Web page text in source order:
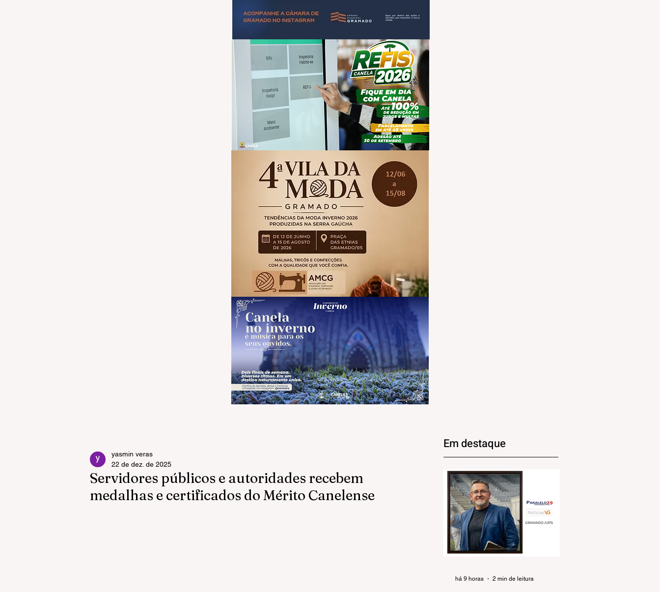
Servidores públicos e autoridades recebem
medalhas e certificados do Mérito Canelense
yasmin veras
22 de dez. de 2025
Em destaque
há 9 horas 2 min de leitura